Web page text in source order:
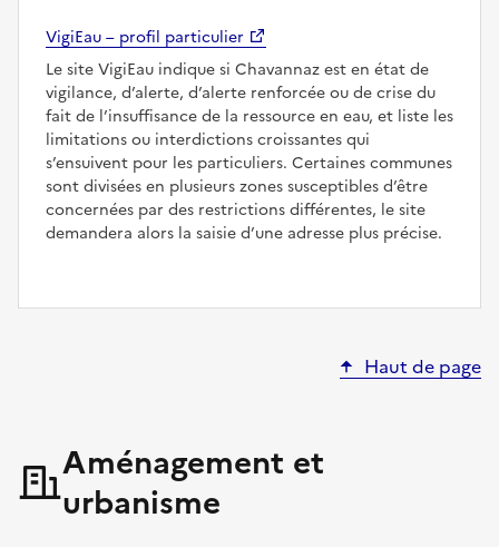
VigiEau – profil particulier
Le site VigiEau indique si Chavannaz est en état de
vigilance, d’alerte, d’alerte renforcée ou de crise du
fait de l’insuffisance de la ressource en eau, et liste les
limitations ou interdictions croissantes qui
s’ensuivent pour les particuliers. Certaines communes
sont divisées en plusieurs zones susceptibles d’être
concernées par des restrictions différentes, le site
demandera alors la saisie d’une adresse plus précise.
Haut de page
Aménagement et
urbanisme